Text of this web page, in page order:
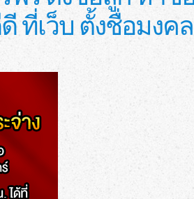
ที่เว็บ ตั้งชื่อมงคล